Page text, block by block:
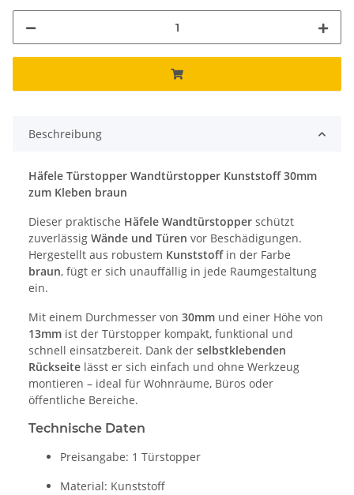
Beschreibung
Häfele Türstopper Wandtürstopper Kunststoff 30mm
zum Kleben braun
Dieser praktische Häfele Wandtürstopper schützt
zuverlässig Wände und Türen vor Beschädigungen.
Hergestellt aus robustem Kunststoffin der Farbe
braun, fügt er sich unauffällig in jede Raumgestaltung
ein.
Mit einem Durchmesser von 30mm und einer Höhe von
13mm ist der Türstopper kompakt, funktional und
schnell einsatzbereit. Dank der selbstklebenden
Rückseite lässt er sich einfach und ohne Werkzeug
montieren – ideal für Wohnräume, Büros oder
öffentliche Bereiche.
Technische Daten
Preisangabe: 1 Türstopper
Material: Kunststoff